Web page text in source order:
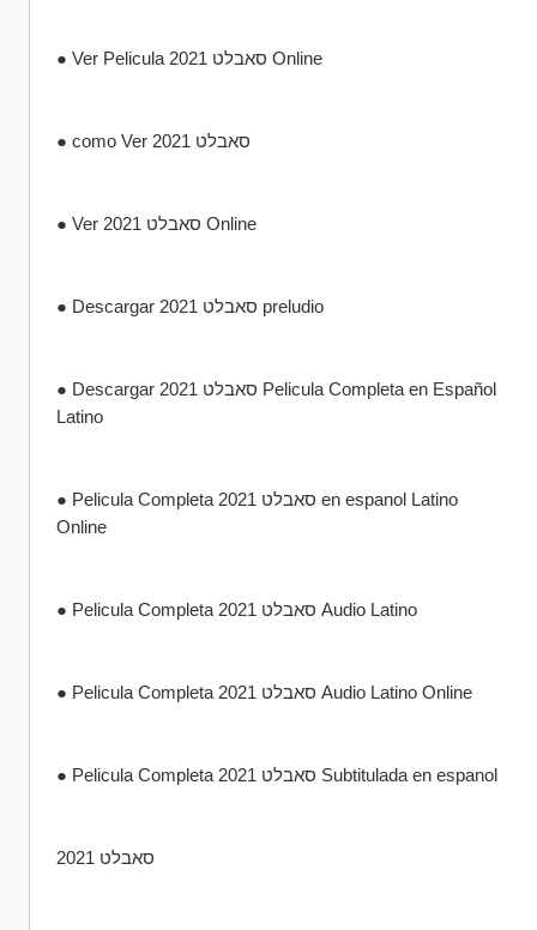
● Ver Pelicula סאבלט 2021 Online
● como Ver סאבלט 2021
● Ver סאבלט 2021 Online
● Descargar סאבלט 2021 preludio
● Descargar סאבלט 2021 Pelicula Completa en Español
Latino
● Pelicula Completa סאבלט 2021 en espanol Latino
Online
● Pelicula Completa סאבלט 2021 Audio Latino
● Pelicula Completa סאבלט 2021 Audio Latino Online
● Pelicula Completa סאבלט 2021 Subtitulada en espanol
סאבלט 2021